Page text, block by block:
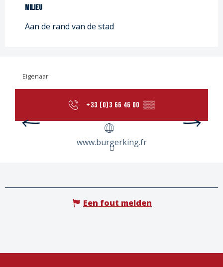
Milieu
Milieu
Aan de rand van de stad
Eigenaar
+33 (0)3 66 46 00 ▒▒
www.burgerking.fr
Een fout melden